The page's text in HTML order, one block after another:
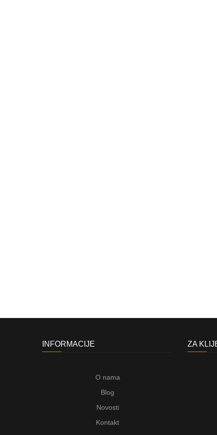
INFORMACIJE
O nama
Blog
Novosti
Kontakt
ZA